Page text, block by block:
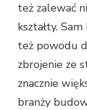
też zalewać
kształty.
też powodu
zbrojenie ze
znacznie
branży